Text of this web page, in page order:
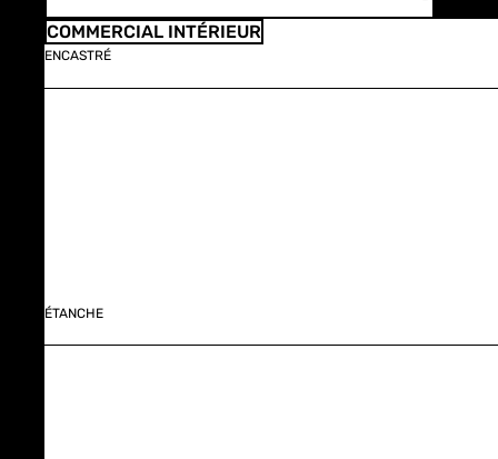
COMMERCIAL INTÉRIEUR
ENCASTRÉ
ÉTANCHE